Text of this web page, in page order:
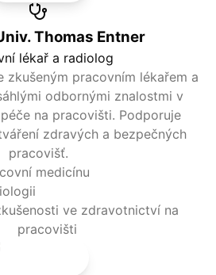
Thomas Entner
lékař a radiolog
zkušeným pracovním lékařem a
odbornými znalostmi v
na pracovišti. Podporuje
zdravých a bezpečných
pracovišť.
medicínu
ve zdravotnictví na
pracovišti